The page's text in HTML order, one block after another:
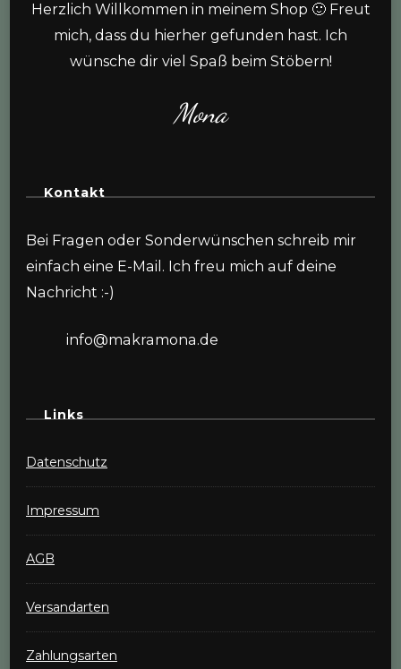
Herzlich Willkommen in meinem Shop 🙂 Freut
mich, dass du hierher gefunden hast. Ich
wünsche dir viel Spaß beim Stöbern!
Mona
Kontakt
Bei Fragen oder Sonderwünschen schreib mir
einfach eine E-Mail. Ich freu mich auf deine
Nachricht :-)
info@makramona.de
Links
Datenschutz
Impressum
AGB
Versandarten
Zahlungsarten